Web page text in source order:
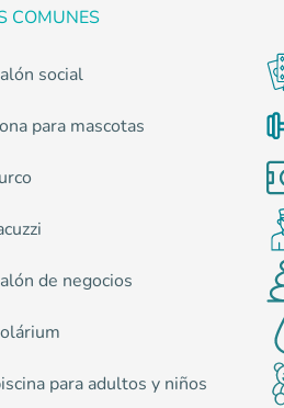
COMUNES
social
para mascotas
de negocios
para adultos y niños